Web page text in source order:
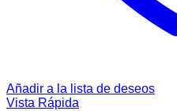
Añadir a la lista de deseos
Vista Rápida